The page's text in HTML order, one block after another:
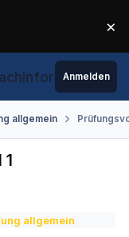
×
Anmelden
allgemein
allgemein